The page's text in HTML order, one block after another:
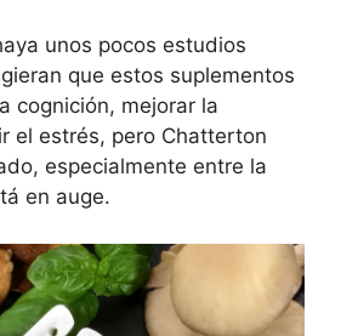
unos pocos estudios
que estos suplementos
cognición, mejorar la
el estrés, pero Chatterton
especialmente entre la
en auge.